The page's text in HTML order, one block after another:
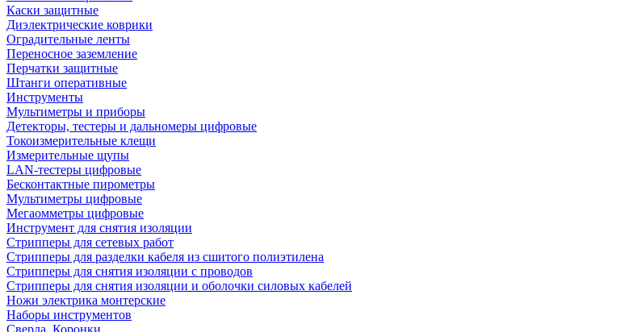
Каски защитные
Диэлектрические коврики
Оградительные ленты
Переносное заземление
Перчатки защитные
Штанги оперативные
Инструменты
Мультиметры и приборы
Детекторы, тестеры и дальномеры цифровые
Токоизмерительные клещи
Измерительные щупы
LAN-тестеры цифровые
Бесконтактные пирометры
Мультиметры цифровые
Мегаомметры цифровые
Инструмент для снятия изоляции
Стрипперы для сетевых работ
Стрипперы для разделки кабеля из сшитого полиэтилена
Cтрипперы для снятия изоляции с проводов
Стрипперы для снятия изоляции и оболочки силовых кабелей
Ножи электрика монтерские
Наборы инструментов
Сверла, Коронки